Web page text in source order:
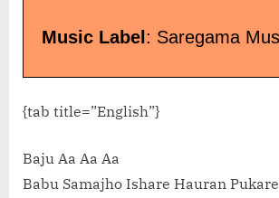
Music Label : Saregama
{tab title=”English”}
Baju Aa Aa Aa
Babu Samajho Ishare Hauran